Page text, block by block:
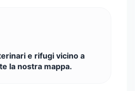
e rifugi vicino a
la nostra mappa.